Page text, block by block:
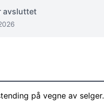
avsluttet
på vegne av selger.